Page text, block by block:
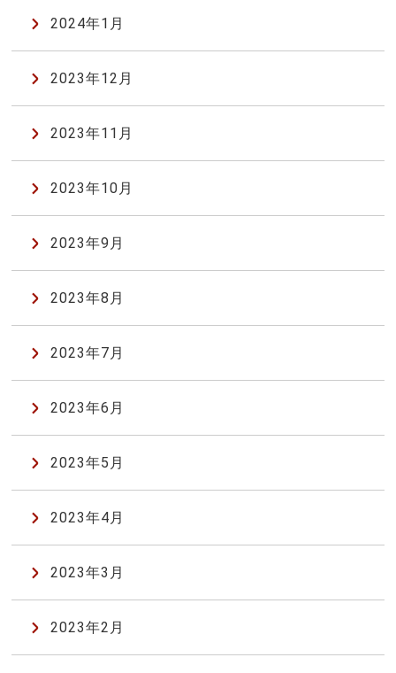
2024年1月
2023年12月
2023年11月
2023年10月
2023年9月
2023年8月
2023年7月
2023年6月
2023年5月
2023年4月
2023年3月
2023年2月